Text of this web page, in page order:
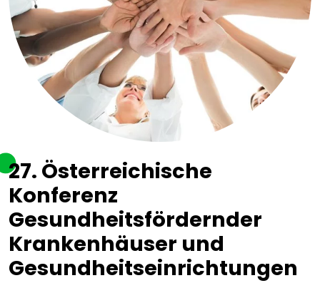
27. Österreichische
Konferenz
Gesundheitsfördernder
Krankenhäuser und
Gesundheitseinrichtungen